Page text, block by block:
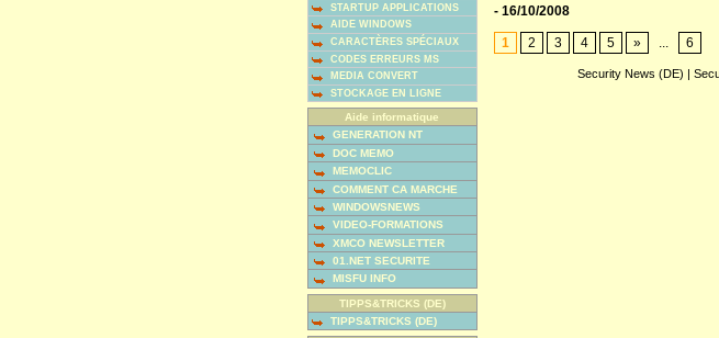
STARTUP APPLICATIONS
AIDE WINDOWS
CARACTÈRES SPÉCIAUX
CODES ERREURS MS
MEDIA CONVERT
STOCKAGE EN LIGNE
Aide informatique
GENERATION NT
DOC MEMO
MEMOCLIC
COMMENT CA MARCHE
WINDOWSNEWS
VIDEO-FORMATIONS
XMCO NEWSLETTER
01.NET SECURITE
MISFU INFO
TIPPS&TRICKS (DE)
TIPPS&TRICKS (DE)
- 16/10/2008
1 2 3 4 5 » ... 6
Security News (DE) |